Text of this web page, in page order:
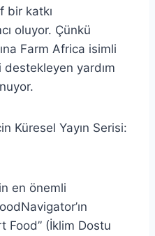
bir katkı
oluyor. Çünkü
Farm Africa isimli
yardım
Küresel Yayın Serisi:
en önemli
Food” (İklim Dostu